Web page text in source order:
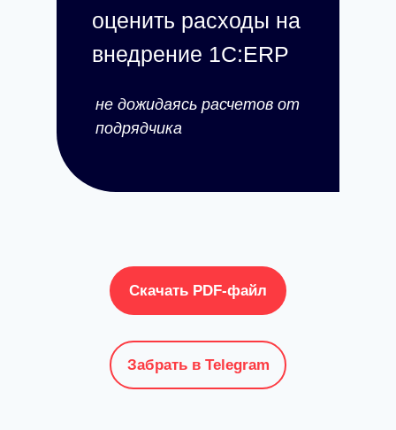
оценить расходы на
внедрение 1С:ERP
не дожидаясь расчетов от
подрядчика
Скачать PDF-файл
Забрать в Telegram